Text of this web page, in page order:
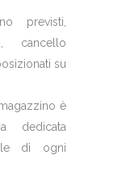
previsti,
cancello
su
è
dedicata
di ogni